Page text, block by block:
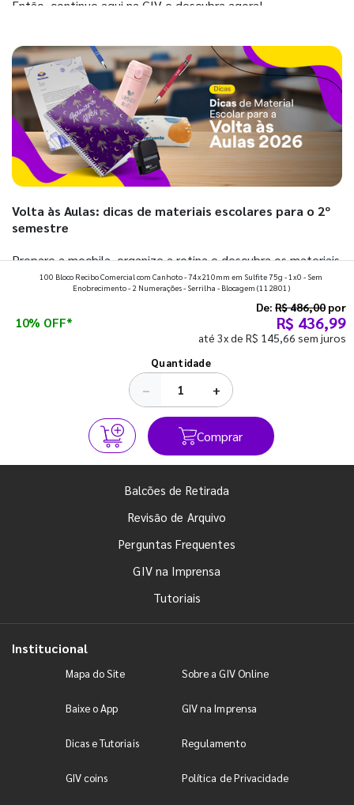
Então, continue aqui na GIV e descubra agora!
Volta às Aulas: dicas de materiais escolares para o 2º
semestre
Prepare a mochila, organize a rotina e descubra os materiais
que fazem toda diferença para começar o segundo
100 Bloco Recibo Comercial com Canhoto - 74x210mm em Sulfite 75g - 1x0 - Sem
Enobrecimento - 2 Numerações - Serrilha - Blocagem (112801)
10% OFF*
De: R$ 486,00 por
R$ 436,99
até 3x de R$ 145,66 sem juros
Quantidade
− +
Comprar
Balcões de Retirada
Revisão de Arquivo
Perguntas Frequentes
GIV na Imprensa
Tutoriais
Institucional
Mapa do Site Sobre a GIV Online
Baixe o App GIV na Imprensa
Dicas e Tutoriais Regulamento
GIV coins Política de Privacidade